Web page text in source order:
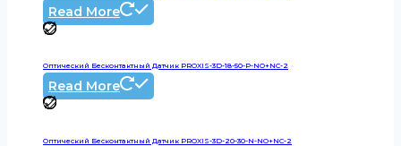
Read More
Оптический Бесконтактный Датчик PROXIS-3D-18-50-P-NO+NC-2
Read More
Оптический Бесконтактный Датчик PROXIS-3D-20-30-N-NO+NC-2